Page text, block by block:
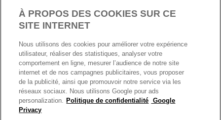
Nous contacter
*Conditions des offres en cours
Nettoyage & Entretien
Conditions générales de My Pandora
Politique de confidentialité
Protection des données
Conditions générales de vente
Conditions générales de vente Click & Collect
Plateforme ODR
FRANCE France
© TOUS DROITS RESERVES. 2026 Pandora
À PROPOS DES COOKIES SUR CE
SITE INTERNET
Nous utilisons des cookies pour améliorer votre expérience
utilisateur, réaliser des statistiques, analyser votre
comportement en ligne, mesurer l’audience de notre site
internet et de nos campagnes publicitaires, vous proposer
de la publicité, ainsi que promouvoir notre service via les
réseaux sociaux. Nous utilisons Google pour ads
personalization. Politique de confidentialité Google
Privacy